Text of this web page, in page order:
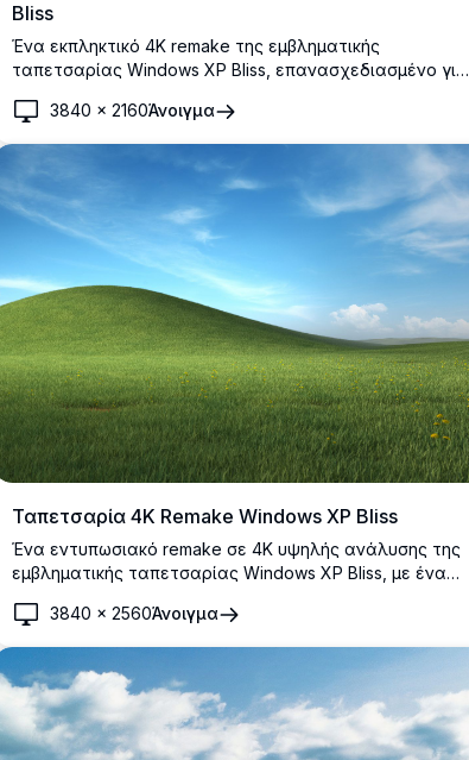
Bliss
Ένα εκπληκτικό 4K remake της εμβληματικής
ταπετσαρίας Windows XP Bliss, επανασχεδιασμένο για
αγριολούλουδα κάτω από έναν εντυπωσιακό έναστρο
βαθυγάλαζο ουρανό με μακρινά λαμπερά σύννεφα.
3840 ×2160Άνοιγμα
Ταπετσαρία 4K Remake Windows XP Bliss
Ένα εντυπωσιακό remake σε 4K υψηλής ανάλυσης της
εμβληματικής ταπετσαρίας Windows XP Bliss, με ένα
λιβάδι με κίτρινα αγριολούλουδα και έναν όμορφο
γαλάζιο ουρανό με απαλά λεπτά σύννεφα.
3840 ×2560Άνοιγμα